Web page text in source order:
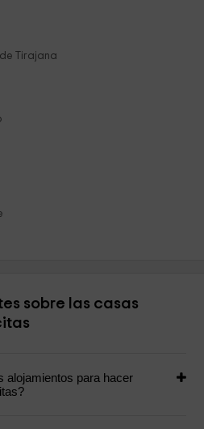
Tirajana
sobre las casas
alojamientos para hacer